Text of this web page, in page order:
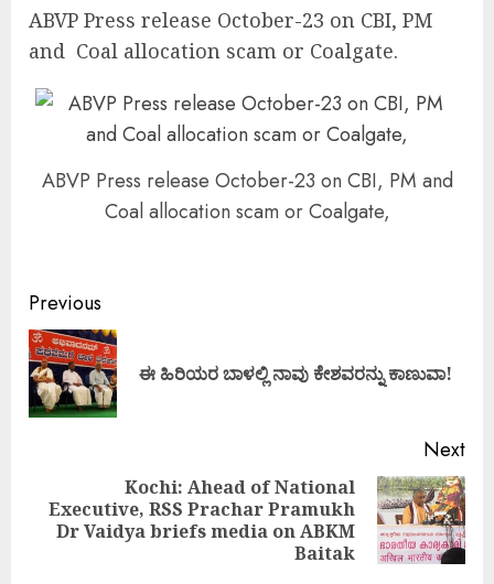
ABVP Press release October-23 on CBI, PM
and Coal allocation scam or Coalgate.
ABVP Press release October-23 on CBI, PM and
Coal allocation scam or Coalgate,
Continue
Reading
Previous
ಈ ಹಿರಿಯರ ಬಾಳಲ್ಲಿ ನಾವು ಕೇಶವರನ್ನು ಕಾಣುವಾ!
Next
Next
post:
Kochi: Ahead of National
Executive, RSS Prachar Pramukh
Dr Vaidya briefs media on ABKM
Baitak